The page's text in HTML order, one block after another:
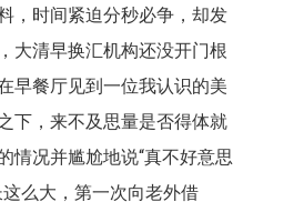
，时间紧迫分秒必争，却发
大清早换汇机构还没开门根
早餐厅见到一位我认识的美
下，来不及思量是否得体就
情况并尴尬地说“真不好意思
么大，第一次向老外借